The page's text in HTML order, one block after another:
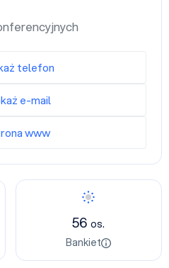
56os.
Bankiet
telefon
e-mail
www